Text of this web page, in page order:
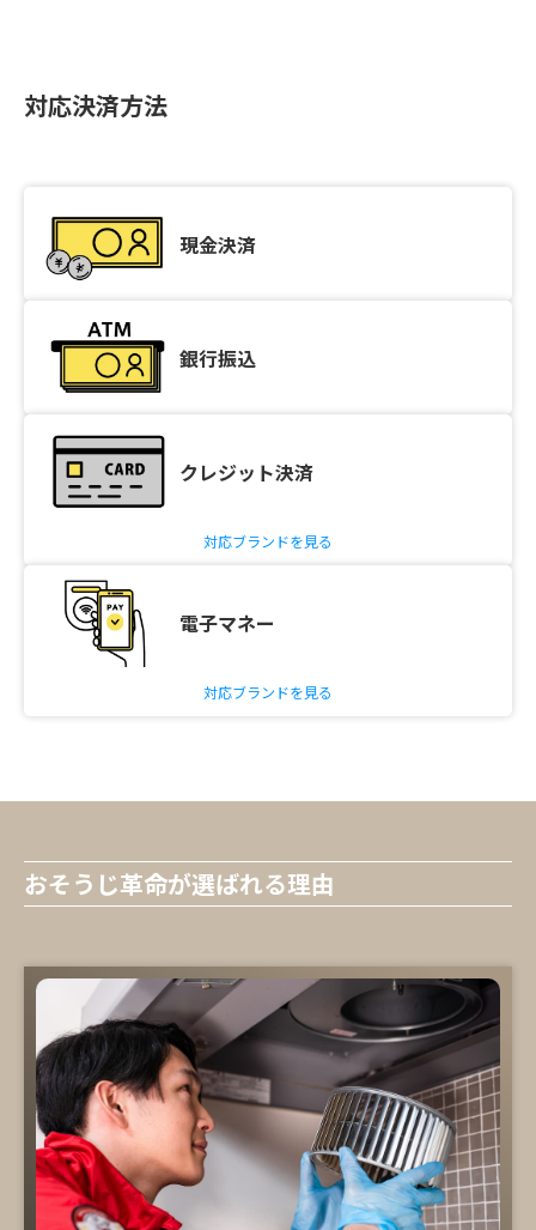
対応決済方法
現金決済
銀行振込
クレジット決済
対応ブランドを見る
電子マネー
対応ブランドを見る
おそうじ革命が選ばれる理由